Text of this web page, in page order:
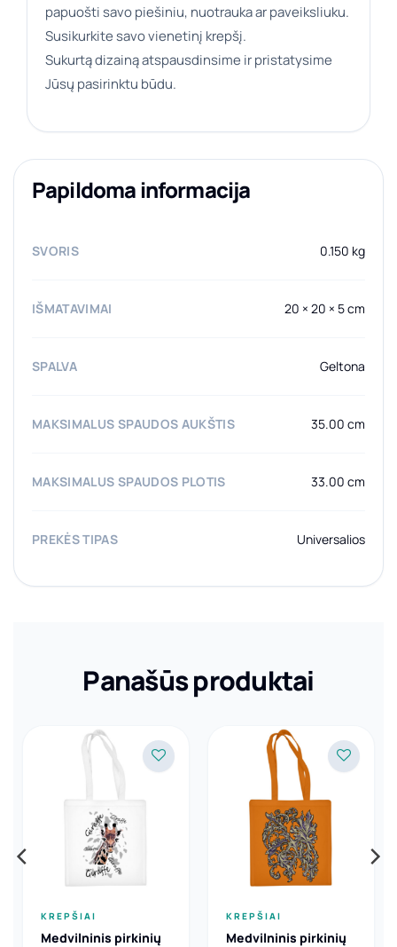
papuošti savo piešiniu, nuotrauka ar paveiksliuku.
Susikurkite savo vienetinį krepšį.
Sukurtą dizainą atspausdinsime ir pristatysime
Jūsų pasirinktu būdu.
Papildoma informacija
SVORIS 0.150 kg
IŠMATAVIMAI 20 × 20 × 5 cm
SPALVA Geltona
MAKSIMALUS SPAUDOS AUKŠTIS 35.00 cm
MAKSIMALUS SPAUDOS PLOTIS 33.00 cm
PREKĖS TIPAS Universalios
Panašūs produktai
KREPŠIAI
Medvilninis pirkinių
KREPŠIAI
Medvilninis pirkinių